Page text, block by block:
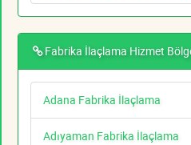
Fabrika İlaçlama Hizmet
Adana Fabrika İlaçlama
Adıyaman Fabrika İlaçlama